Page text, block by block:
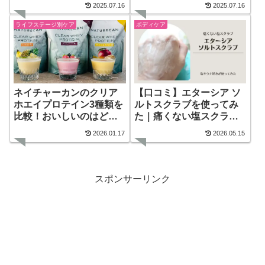
2025.07.16 2025.07.16
ライフステージ別ケア
ネイチャーカンのクリア
ホエイプロテイン3種類を
比較！おいしいのはど
2026.01.17
ボディケア
【口コミ】エターシア ソ
ルトスクラブを使ってみ
た｜痛くない塩スクラブ
2026.05.15
スポンサーリンク